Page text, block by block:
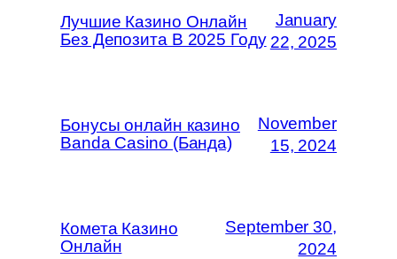
Лучшие Казино Онлайн
Без Депозита В 2025 Году
January
22, 2025
Бонусы онлайн казино
Banda Casino (Банда)
November
15, 2024
Комета Казино
Онлайн
September 30,
2024